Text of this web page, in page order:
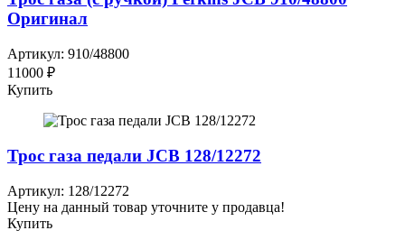
Оригинал
Артикул: 910/48800
11000 ₽
Купить
Трос газа педали JCB 128/12272
Артикул: 128/12272
Цену на данный товар уточните у продавца!
Купить